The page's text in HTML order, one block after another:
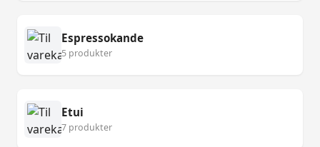
Espressokande
5 produkter
Etui
7 produkter